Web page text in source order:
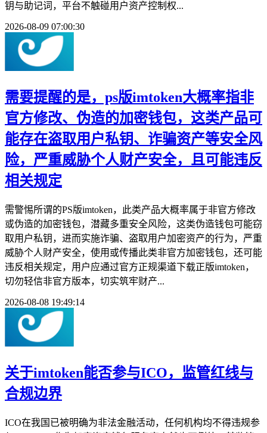
钥与助记词，平台不触碰用户资产控制权...
2026-08-09 07:00:30
需要提醒的是，ps版imtoken大概率指非
官方修改、伪造的加密钱包，这类产品可
能存在盗取用户私钥、诈骗资产等安全风
险，严重威胁个人财产安全，且可能违反
相关规定
需警惕所谓的PS版imtoken，此类产品大概率属于非官方修改
或伪造的加密钱包，潜藏多重安全风险，这类伪造钱包可能窃
取用户私钥，进而实施诈骗、盗取用户加密资产的行为，严重
威胁个人财产安全，使用或传播此类非官方加密钱包，还可能
违反相关规定，用户应通过官方正规渠道下载正版imtoken，
切勿轻信非官方版本，切实筑牢财产...
2026-08-08 19:49:14
关于imtoken能否参与ICO，监管红线与
合规边界
ICO在我国已被明确为非法金融活动，任何机构均不得违规参